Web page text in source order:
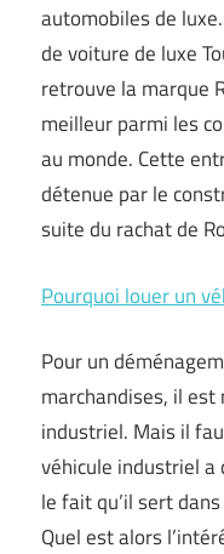
automobiles de
de voiture de luxe
retrouve la marque
meilleur parmi les
au monde. Cette
détenue par le
suite du rachat de
Pourquoi louer un
Pour un
marchandises, il est
industriel. Mais il
véhicule industriel
le fait qu’il sert
Quel est alors